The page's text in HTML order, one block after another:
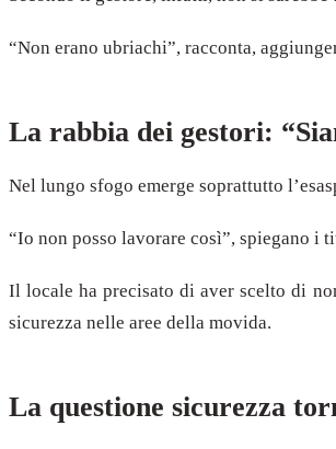
“Non erano ubriachi”, racconta,
La rabbia dei gestori:
Nel lungo sfogo emerge soprattutto
“Io non posso lavorare così”, spiegano i
Il locale ha precisato di aver scelto di
sicurezza nelle aree della movida.
La questione sicurezza